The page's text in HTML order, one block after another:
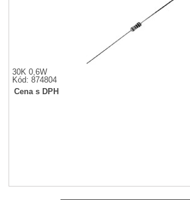
30K 0,6W
Kód: 874804
Cena s DPH